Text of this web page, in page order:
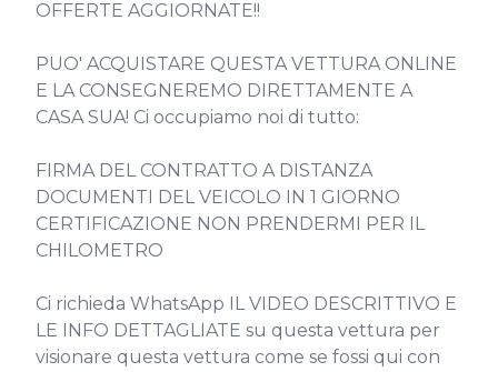
OFFERTE AGGIORNATE!!
PUO' ACQUISTARE QUESTA VETTURA ONLINE
E LA CONSEGNEREMO DIRETTAMENTE A
CASA SUA! Ci occupiamo noi di tutto:
FIRMA DEL CONTRATTO A DISTANZA
DOCUMENTI DEL VEICOLO IN 1 GIORNO
CERTIFICAZIONE NON PRENDERMI PER IL
CHILOMETRO
Ci richieda WhatsApp IL VIDEO DESCRITTIVO E
LE INFO DETTAGLIATE su questa vettura per
visionare questa vettura come se fossi qui con